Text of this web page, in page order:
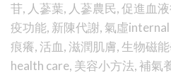
苷, 人蔘葉, 人蔘農民,促進血
疫功能, 新陳代謝,氣虛
痕癢, 活血, 滋潤肌膚, 生物磁
health care, 美容小方法,補氣